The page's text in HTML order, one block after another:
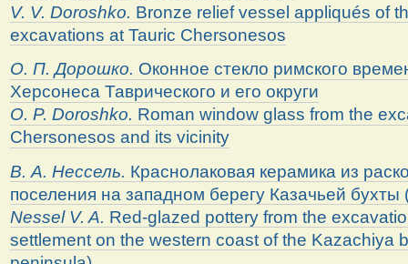
V. V. Doroshko. Bronze relief vessel appliqués of
excavations at Tauric Chersonesos
О. П. Дорошко. Оконное стекло римского
Херсонеса Таврического и его округи
O. P. Doroshko. Roman window glass from the
Chersonesos and its vicinity
В. А. Нессель. Краснолаковая керамика из
поселения на западном берегу Казачьей
Nessel V. A. Red-glazed pottery from the
settlement on the western coast of the Kazachiya